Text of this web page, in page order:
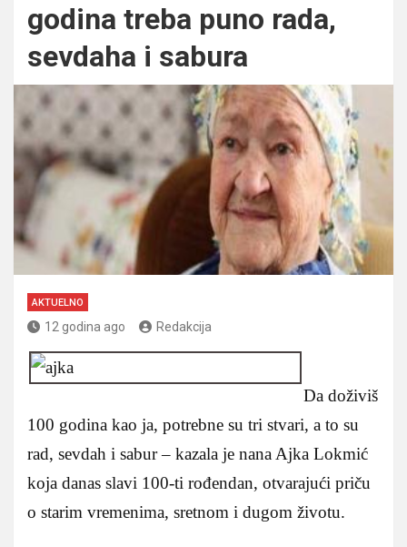
godina treba puno rada,
sevdaha i sabura
AKTUELNO
12 godina ago Redakcija
Da doživiš
100 godina kao ja, potrebne su tri stvari, a to su
rad, sevdah i sabur – kazala je nana Ajka Lokmić
koja danas slavi 100-ti rođendan, otvarajući priču
o starim vremenima, sretnom i dugom životu.